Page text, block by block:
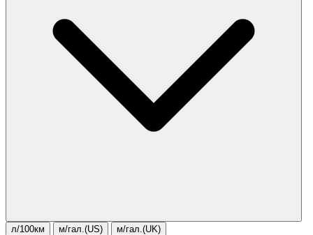
л/100км м/гал.(US) м/гал.(UK)